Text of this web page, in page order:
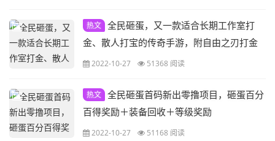
热文 全民砸蛋，又一款适合长期工作室打
金、散人打宝的传奇手游，附自由之刃打金
起号攻略
2022-10-27 51368 阅读
热文 全民砸蛋首码新出零撸项目，砸蛋百分
百得奖励＋装备回收＋等级奖励
2022-10-27 51168 阅读